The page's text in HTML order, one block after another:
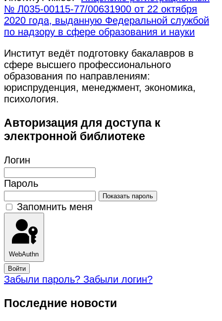
№ Л035-00115-77/00631900 от 22 октября
2020 года, выданную Федеральной службой
по надзору в сфере образования и науки
Институт ведёт подготовку бакалавров в
сфере высшего профессионального
образования по направлениям:
юриспруденция, менеджмент, экономика,
психология.
Авторизация для доступа к
электронной библиотеке
Логин
Пароль
Показать пароль
Запомнить меня
WebAuthn
Войти
Забыли пароль? Забыли логин?
Последние новости